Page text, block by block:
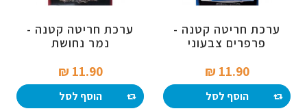
ערכת חריטה קטנה -
פרפרים צבעוני
11.90 ₪‎
הוסף לסל
ערכת חריטה קטנה -
נמר נחושת
11.90 ₪‎
הוסף לסל